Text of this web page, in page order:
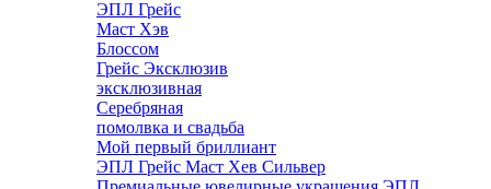
ЭПЛ Грейс
Маст Хэв
Блоссом
Грейс Эксклюзив
эксклюзивная
Серебряная
помолвка и свадьба
Мой первый бриллиант
ЭПЛ Грейс Маст Хев Сильвер